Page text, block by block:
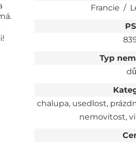
Francie
Typ
chalupa usedlost
nemovitost